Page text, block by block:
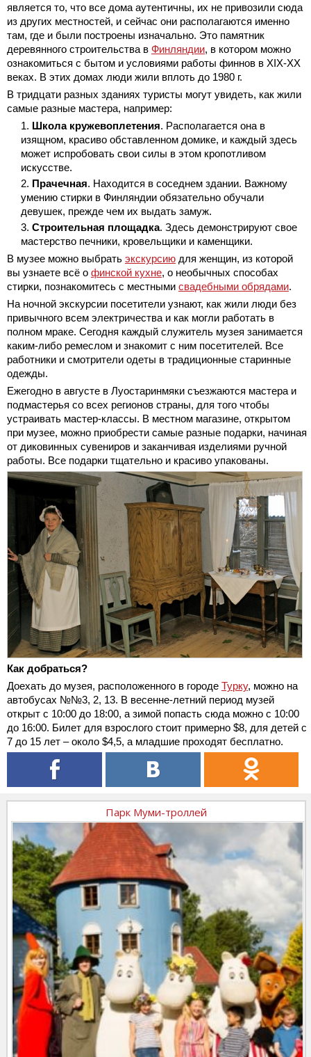
является то, что все дома аутентичны, их не привозили сюда
из других местностей, и сейчас они располагаются именно
там, где и были построены изначально. Это памятник
деревянного строительства в Финляндии, в котором можно
ознакомиться с бытом и условиями работы финнов в XIX-XX
веках. В этих домах люди жили вплоть до 1980 г.
В тридцати разных зданиях туристы могут увидеть, как жили
самые разные мастера, например:
Школа кружевоплетения. Располагается она в
изящном, красиво обставленном домике, и каждый здесь
может испробовать свои силы в этом кропотливом
искусстве.
Прачечная. Находится в соседнем здании. Важному
умению стирки в Финляндии обязательно обучали
девушек, прежде чем их выдать замуж.
Строительная площадка. Здесь демонстрируют свое
мастерство печники, кровельщики и каменщики.
В музее можно выбрать экскурсию для женщин, из которой
вы узнаете всё о финской кухне, о необычных способах
стирки, познакомитесь с местными свадебными обрядами.
На ночной экскурсии посетители узнают, как жили люди без
привычного всем электричества и как могли работать в
полном мраке. Сегодня каждый служитель музея занимается
каким-либо ремеслом и знакомит с ним посетителей. Все
работники и смотрители одеты в традиционные старинные
одежды.
Ежегодно в августе в Луостаринмяки съезжаются мастера и
подмастерья со всех регионов страны, для того чтобы
устраивать мастер-классы. В местном магазине, открытом
при музее, можно приобрести самые разные подарки, начиная
от диковинных сувениров и заканчивая изделиями ручной
работы. Все подарки тщательно и красиво упакованы.
Как добраться?
Доехать до музея, расположенного в городе Турку, можно на
автобусах №№3, 2, 13. В весенне-летний период музей
открыт с 10:00 до 18:00, а зимой попасть сюда можно с 10:00
до 16:00. Билет для взрослого стоит примерно $8, для детей с
7 до 15 лет – около $4,5, а младшие проходят бесплатно.
Парк Муми-троллей